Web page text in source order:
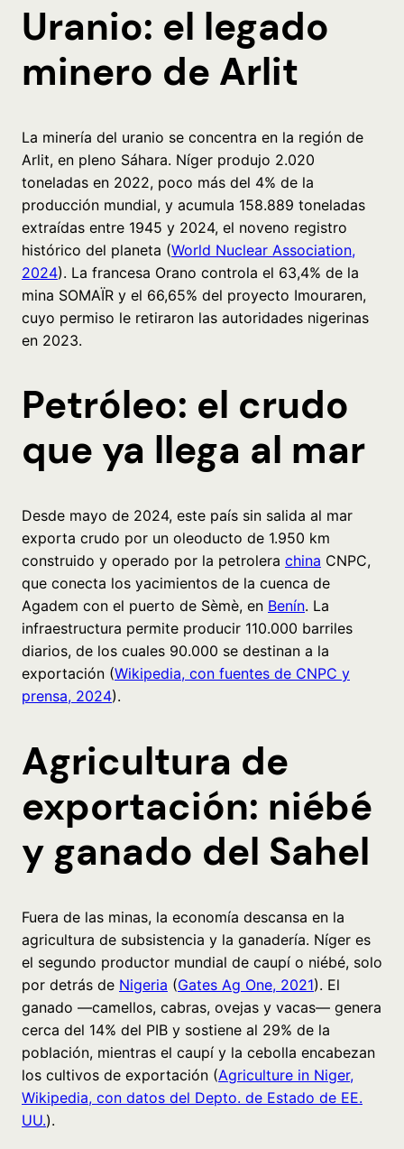
Uranio: el legado
minero de Arlit
La minería del uranio se concentra en la región de
Arlit, en pleno Sáhara. Níger produjo 2.020
toneladas en 2022, poco más del 4% de la
producción mundial, y acumula 158.889 toneladas
extraídas entre 1945 y 2024, el noveno registro
histórico del planeta (World Nuclear Association,
2024). La francesa Orano controla el 63,4% de la
mina SOMAÏR y el 66,65% del proyecto Imouraren,
cuyo permiso le retiraron las autoridades nigerinas
en 2023.
Petróleo: el crudo
que ya llega al mar
Desde mayo de 2024, este país sin salida al mar
exporta crudo por un oleoducto de 1.950 km
construido y operado por la petrolera china CNPC,
que conecta los yacimientos de la cuenca de
Agadem con el puerto de Sèmè, en Benín. La
infraestructura permite producir 110.000 barriles
diarios, de los cuales 90.000 se destinan a la
exportación (Wikipedia, con fuentes de CNPC y
prensa, 2024).
Agricultura de
exportación: niébé
y ganado del Sahel
Fuera de las minas, la economía descansa en la
agricultura de subsistencia y la ganadería. Níger es
el segundo productor mundial de caupí o niébé, solo
por detrás de Nigeria (Gates Ag One, 2021). El
ganado —camellos, cabras, ovejas y vacas— genera
cerca del 14% del PIB y sostiene al 29% de la
población, mientras el caupí y la cebolla encabezan
los cultivos de exportación (Agriculture in Niger,
Wikipedia, con datos del Depto. de Estado de EE.
UU.).